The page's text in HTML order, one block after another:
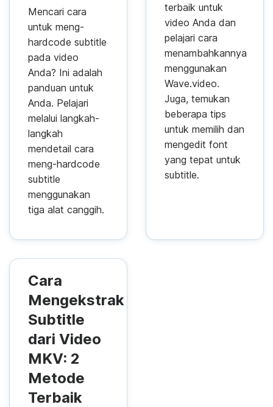
Mencari cara
untuk meng-
hardcode subtitle
pada video
Anda? Ini adalah
panduan untuk
Anda. Pelajari
melalui langkah-
langkah
mendetail cara
meng-hardcode
subtitle
menggunakan
tiga alat canggih.
terbaik untuk
video Anda dan
pelajari cara
menambahkannya
menggunakan
Wave.video.
Juga, temukan
beberapa tips
untuk memilih dan
mengedit font
yang tepat untuk
subtitle.
Cara
Mengekstrak
Subtitle
dari Video
MKV: 2
Metode
Terbaik